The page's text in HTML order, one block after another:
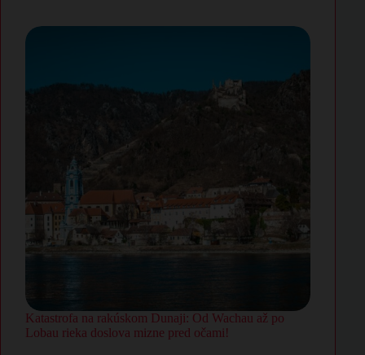
Katastrofa na rakúskom Dunaji: Od Wachau až po
Lobau rieka doslova mizne pred očami!